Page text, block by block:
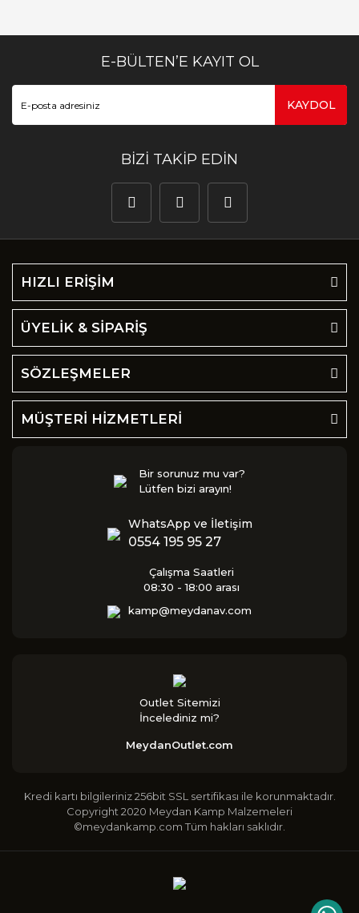
E-BÜLTEN’E KAYIT OL
KAYDOL
BİZİ TAKİP EDİN
HIZLI ERİŞİM
ÜYELİK & SİPARİŞ
SÖZLEŞMELER
MÜŞTERİ HİZMETLERİ
Bir sorunuz mu var?
Lütfen bizi arayın!
WhatsApp ve İletişim
0554 195 95 27
Çalışma Saatleri
08:30 - 18:00 arası
kamp@meydanav.com
Outlet Sitemizi
İncelediniz mi?
MeydanOutlet.com
Kredi kartı bilgileriniz 256bit SSL sertifikası ile korunmaktadır.
Copyright 2020 Meydan Kamp Malzemeleri
©meydankamp.com Tüm hakları saklıdır.